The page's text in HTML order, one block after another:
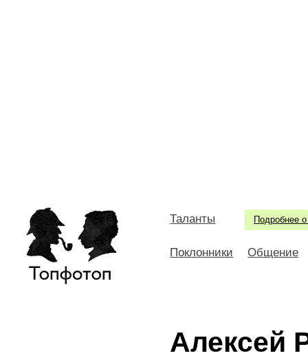
Подробнее о
Таланты
Поклонники Общение
Алексей